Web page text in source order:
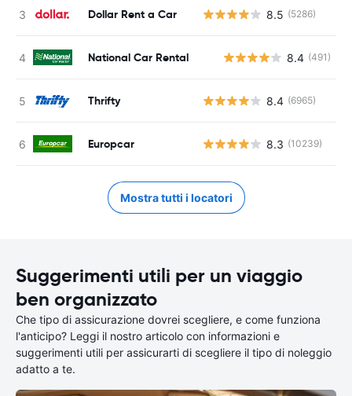
Dollar Rent a Car 8.5 (5286)
National Car Rental 8.4 (491)
Thrifty 8.4 (6965)
Europcar 8.3 (10239)
Mostra tutti i locatori
Suggerimenti utili per un viaggio
ben organizzato
Che tipo di assicurazione dovrei scegliere, e come funziona
l'anticipo? Leggi il nostro articolo con informazioni e
suggerimenti utili per assicurarti di scegliere il tipo di noleggio
adatto a te.